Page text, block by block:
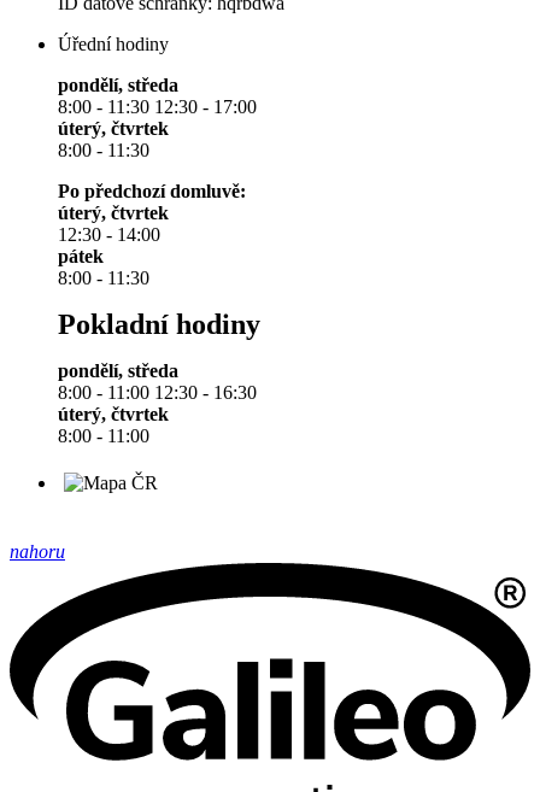
Úřední hodiny
pondělí, středa
8:00 - 11:30 12:30 - 17:00
úterý, čtvrtek
8:00 - 11:30
Po předchozí domluvě:
úterý, čtvrtek
12:30 - 14:00
pátek
8:00 - 11:30
Pokladní hodiny
pondělí, středa
8:00 - 11:00 12:30 - 16:30
úterý, čtvrtek
8:00 - 11:00
nahoru